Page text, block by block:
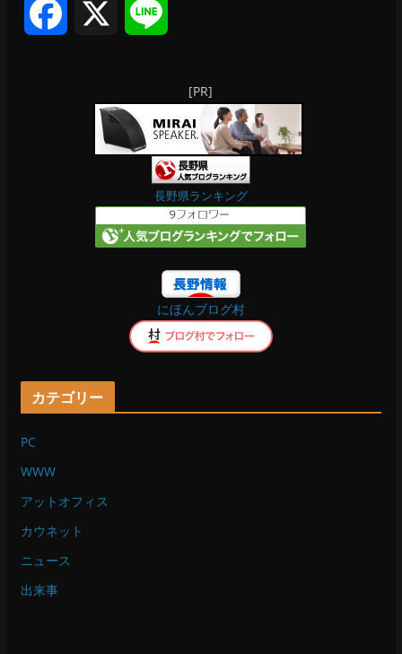
n
e
[PR]
長野県ランキング
にほんブログ村
カテゴリー
PC
WWW
アットオフィス
カウネット
ニュース
出来事